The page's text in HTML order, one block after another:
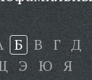
Б В Г Д
Э Ю Я